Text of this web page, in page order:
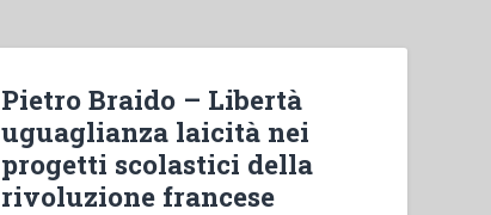
Pietro Braido – Libertà
uguaglianza laicità nei
progetti scolastici della
rivoluzione francese